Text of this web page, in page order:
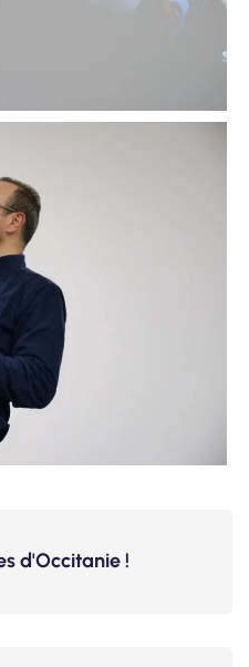
d'Occitanie !